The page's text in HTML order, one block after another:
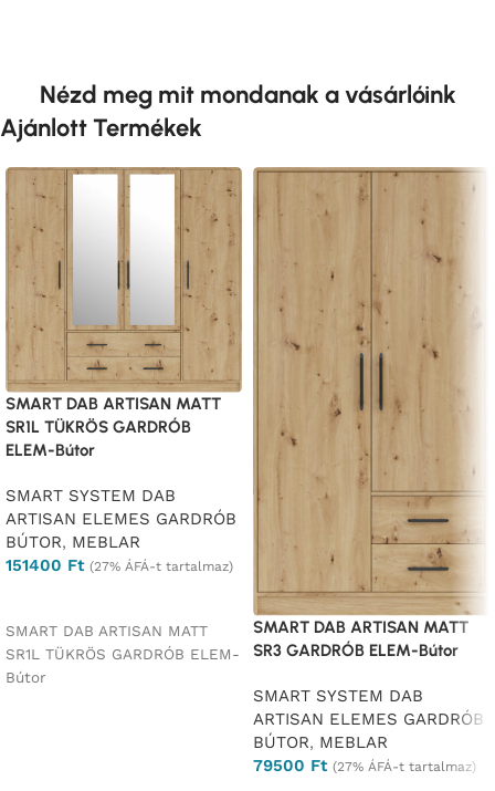
Nézd meg mit mondanak a vásárlóink
Ajánlott Termékek
SMART DAB ARTISAN MATT
SR1L TÜKRÖS GARDRÓB
ELEM-Bútor
SMART SYSTEM DAB
ARTISAN ELEMES GARDRÓB
BÚTOR, MEBLAR
151400 Ft (27% ÁFÁ-t tartalmaz)
SMART DAB ARTISAN MATT
SR1L TÜKRÖS GARDRÓB ELEM-
Bútor
SMART DAB ARTISAN MATT
SR3 GARDRÓB ELEM-Bútor
SMART SYSTEM DAB
ARTISAN ELEMES GARDRÓB
BÚTOR, MEBLAR
79500 Ft (27% ÁFÁ-t tartalmaz)